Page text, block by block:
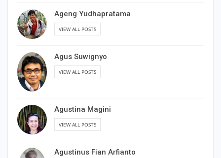
Ageng Yudhapratama
VIEW ALL POSTS
Agus Suwignyo
VIEW ALL POSTS
Agustina Magini
VIEW ALL POSTS
Agustinus Fian Arfianto